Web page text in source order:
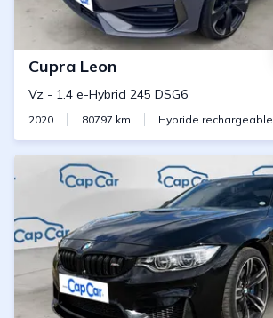
Cupra Leon
Vz - 1.4 e-Hybrid 245 DSG6
2020 80797 km Hybride rechargeable